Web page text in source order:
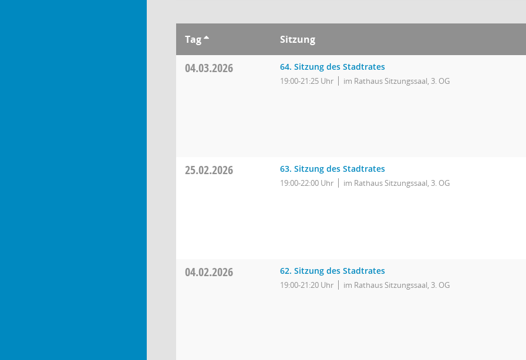
Tag Sitzung
04.03.2026 64. Sitzung des Stadtrates
19:00-21:25 Uhr im Rathaus Sitzungssaal, 3. OG
25.02.2026 63. Sitzung des Stadtrates
19:00-22:00 Uhr im Rathaus Sitzungssaal, 3. OG
04.02.2026 62. Sitzung des Stadtrates
19:00-21:20 Uhr im Rathaus Sitzungssaal, 3. OG